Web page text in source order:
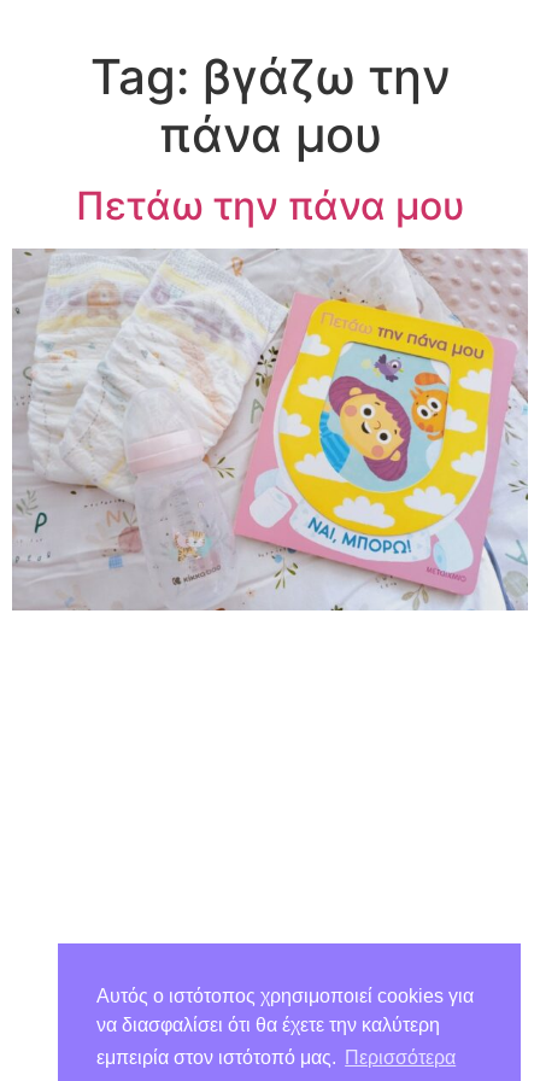
Tag: βγάζω την
πάνα μου
Πετάω την πάνα μου
Αυτός ο ιστότοπος χρησιμοποιεί cookies για
να διασφαλίσει ότι θα έχετε την καλύτερη
εμπειρία στον ιστότοπό μας.
Περισσότερα